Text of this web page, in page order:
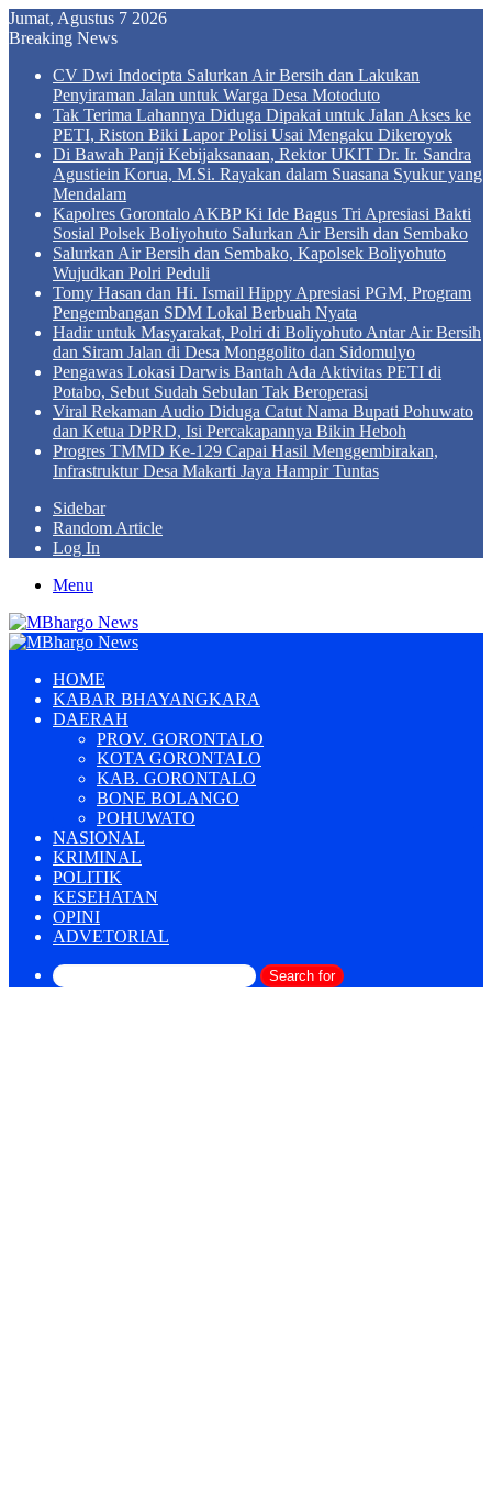
Jumat, Agustus 7 2026
Breaking News
CV Dwi Indocipta Salurkan Air Bersih dan Lakukan
Penyiraman Jalan untuk Warga Desa Motoduto
Tak Terima Lahannya Diduga Dipakai untuk Jalan Akses ke
PETI, Riston Biki Lapor Polisi Usai Mengaku Dikeroyok
Di Bawah Panji Kebijaksanaan, Rektor UKIT Dr. Ir. Sandra
Agustiein Korua, M.Si. Rayakan dalam Suasana Syukur yang
Mendalam
Kapolres Gorontalo AKBP Ki Ide Bagus Tri Apresiasi Bakti
Sosial Polsek Boliyohuto Salurkan Air Bersih dan Sembako
Salurkan Air Bersih dan Sembako, Kapolsek Boliyohuto
Wujudkan Polri Peduli
Tomy Hasan dan Hi. Ismail Hippy Apresiasi PGM, Program
Pengembangan SDM Lokal Berbuah Nyata
Hadir untuk Masyarakat, Polri di Boliyohuto Antar Air Bersih
dan Siram Jalan di Desa Monggolito dan Sidomulyo
Pengawas Lokasi Darwis Bantah Ada Aktivitas PETI di
Potabo, Sebut Sudah Sebulan Tak Beroperasi
Viral Rekaman Audio Diduga Catut Nama Bupati Pohuwato
dan Ketua DPRD, Isi Percakapannya Bikin Heboh
Progres TMMD Ke-129 Capai Hasil Menggembirakan,
Infrastruktur Desa Makarti Jaya Hampir Tuntas
Sidebar
Random Article
Log In
Menu
HOME
KABAR BHAYANGKARA
DAERAH
PROV. GORONTALO
KOTA GORONTALO
KAB. GORONTALO
BONE BOLANGO
POHUWATO
NASIONAL
KRIMINAL
POLITIK
KESEHATAN
OPINI
ADVETORIAL
Search for